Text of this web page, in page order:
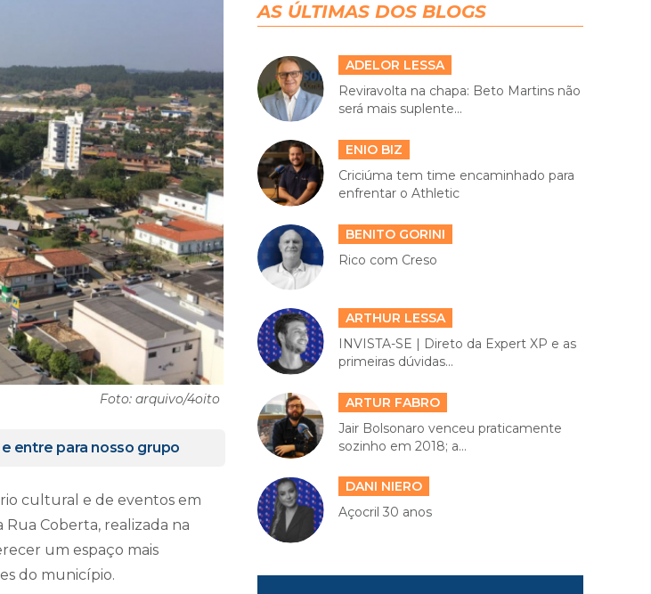
Foto: arquivo/4oito
entre para nosso grupo
cultural e de eventos em
Coberta, realizada na
um espaço mais
do município.
AS ÚLTIMAS DOS BLOGS
ADELOR LESSA
Reviravolta na chapa: Beto Martins não
será mais suplente...
ENIO BIZ
Criciúma tem time encaminhado para
enfrentar o Athletic
BENITO GORINI
Rico com Creso
ARTHUR LESSA
INVISTA-SE | Direto da Expert XP e as
primeiras dúvidas...
ARTUR FABRO
Jair Bolsonaro venceu praticamente
sozinho em 2018; a...
DANI NIERO
Açocril 30 anos